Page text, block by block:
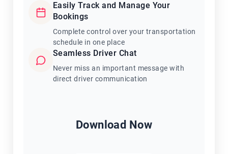
Easily Track and Manage Your
Bookings
Complete control over your transportation
schedule in one place
Seamless Driver Chat
Never miss an important message with
direct driver communication
Download Now